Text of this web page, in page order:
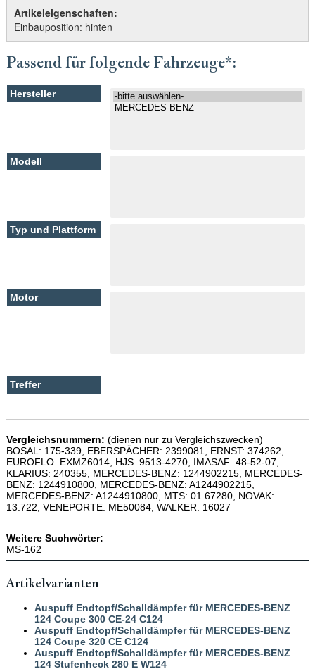
Artikeleigenschaften:
Einbauposition: hinten
Passend für folgende Fahrzeuge*:
Vergleichsnummern: (dienen nur zu Vergleichszwecken)
BOSAL: 175-339, EBERSPÄCHER: 2399081, ERNST: 374262,
EUROFLO: EXMZ6014, HJS: 9513-4270, IMASAF: 48-52-07,
KLARIUS: 240355, MERCEDES-BENZ: 1244902215, MERCEDES-
BENZ: 1244910800, MERCEDES-BENZ: A1244902215,
MERCEDES-BENZ: A1244910800, MTS: 01.67280, NOVAK:
13.722, VENEPORTE: ME50084, WALKER: 16027
Weitere Suchwörter:
MS-162
Artikelvarianten
Auspuff Endtopf/Schalldämpfer für MERCEDES-BENZ
124 Coupe 300 CE-24 C124
Auspuff Endtopf/Schalldämpfer für MERCEDES-BENZ
124 Coupe 320 CE C124
Auspuff Endtopf/Schalldämpfer für MERCEDES-BENZ
124 Stufenheck 280 E W124